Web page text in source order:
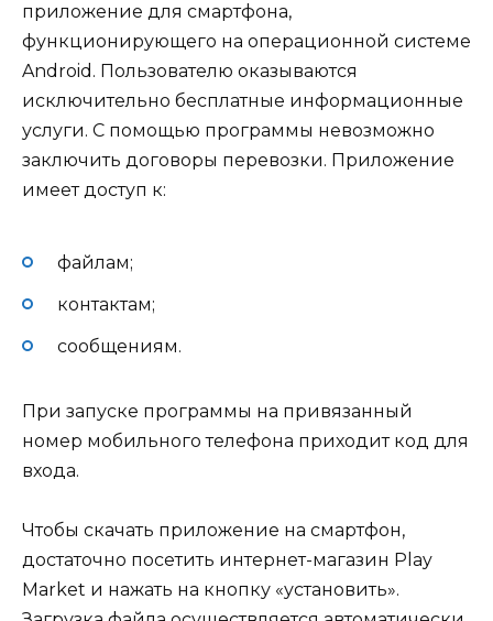
приложение для смартфона,
функционирующего на операционной системе
Android. Пользователю оказываются
исключительно бесплатные информационные
услуги. С помощью программы невозможно
заключить договоры перевозки. Приложение
имеет доступ к:
файлам;
контактам;
сообщениям.
При запуске программы на привязанный
номер мобильного телефона приходит код для
входа.
Чтобы скачать приложение на смартфон,
достаточно посетить интернет-магазин Play
Market и нажать на кнопку «установить».